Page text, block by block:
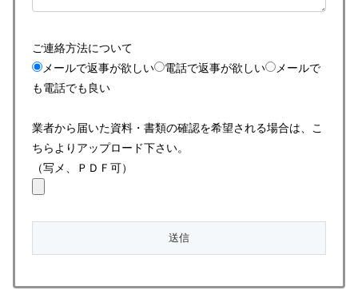
ご連絡方法について
メールで返事が欲しい
電話で返事が欲しい
メールで
も電話でも良い
業者から届いた資料・書類の確認を希望される場合は、こ
ちらよりアップロード下さい。
（写メ、ＰＤＦ可）